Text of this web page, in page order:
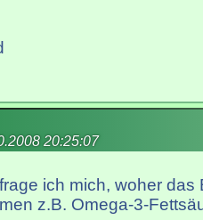
20:25:07
ich mich, woher das
z.B. Omega-3-